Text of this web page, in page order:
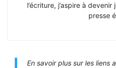
l’écriture, j’aspire à
presse
En savoir plus sur les liens